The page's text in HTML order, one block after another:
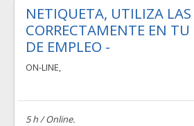
NETIQUETA, UTILIZA LAS
CORRECTAMENTE EN
DE EMPLEO -
ON-LINE,
5 h / Online.